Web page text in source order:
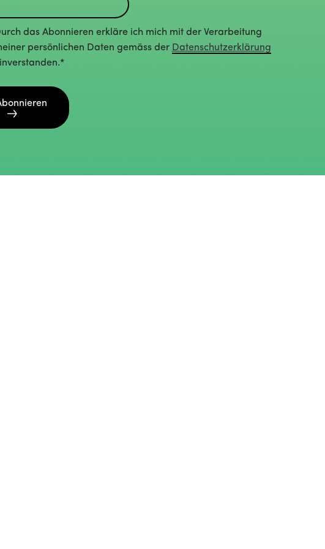
das Abonnieren erkläre ich mich mit der Verarbeitung
persönlichen Daten gemäss der Datenschutzerklärung